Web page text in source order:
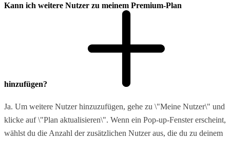
Kann ich weitere Nutzer zu meinem Premium-Plan
hinzufügen?
Ja. Um weitere Nutzer hinzuzufügen, gehe zu \"Meine Nutzer\" und
klicke auf \"Plan aktualisieren\". Wenn ein Pop-up-Fenster erscheint,
wählst du die Anzahl der zusätzlichen Nutzer aus, die du zu deinem